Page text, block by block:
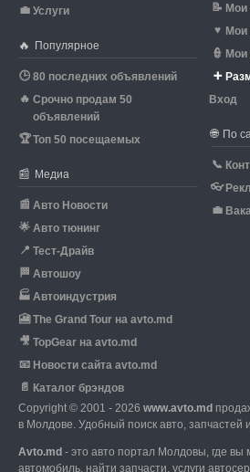
💼 Услуги
🔥 Популярное
🕒 80 последних объявлений
🔥 Срочно продам 50
объявлений
🏆Топ 50 посещаемых
📰 Медиа
📰 Авто Новости
🌟 Авто тюнинг
📍 Тест-Драйв
🏁 Автошоу
🏭 Автоиндустрия
🎦 The Grand Tour на avto.md
🎥 TopGear на avto.md
📧 Новости сайта avto.md
📄 Каталог брэндов
📝 Мои
♥
👮 Мои
➕
Вход
🌐 По
📞
👓
💼
Copyright © 2001 - 2026 www.avto.md
в Молдове. Удобный поиск авто, запчастей
Avto.md - это авто портал Молдовы, где вы
автомобиль, найти запчасти, услуги